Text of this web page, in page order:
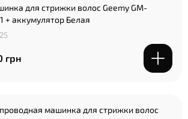
для стрижки волос Geemy GM-
+ аккумулятор Белая
грн
машинка для стрижки волос